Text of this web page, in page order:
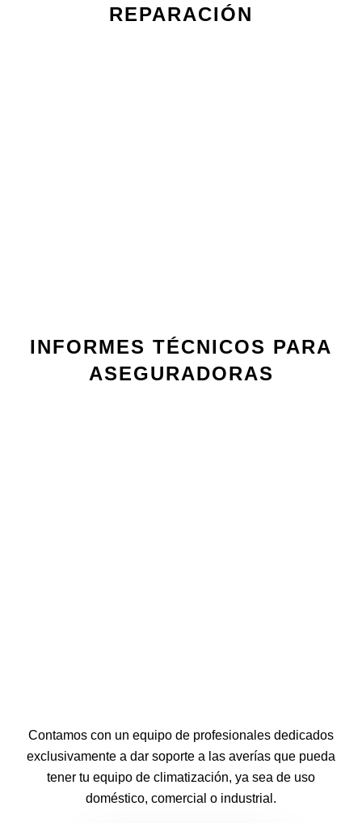
REPARACIÓN
INFORMES TÉCNICOS PARA
ASEGURADORAS
Contamos con un equipo de profesionales dedicados
exclusivamente a dar soporte a las averías que pueda
tener tu equipo de climatización, ya sea de uso
doméstico, comercial o industrial.